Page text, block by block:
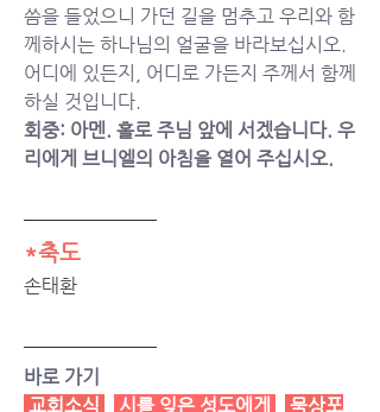
씀을 들었으니 가던 길을 멈추고 우리와 함
께하시는 하나님의 얼굴을 바라보십시오.
어디에 있든지, 어디로 가든지 주께서 함께
하실 것입니다.
회중: 아멘. 홀로 주님 앞에 서겠습니다. 우
리에게 브니엘의 아침을 열어 주십시오.
*축도
손태환
바로 가기
교회소식
시를 잊은 성도에게 묵상포